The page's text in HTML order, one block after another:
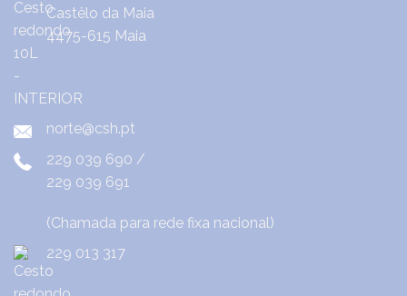
Castêlo da Maia
4475-615 Maia
norte@csh.pt
229 039 690 /
229 039 691
(Chamada para rede fixa nacional)
229 013 317